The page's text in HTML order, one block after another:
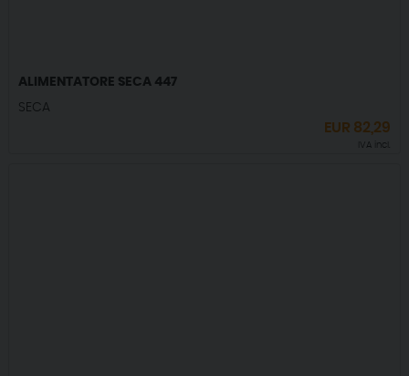
ALIMENTATORE SECA 447
SECA
EUR 82,29
IVA incl.